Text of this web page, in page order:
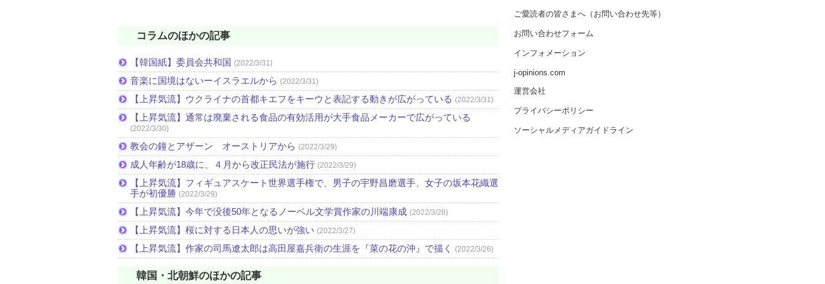
コラムのほかの記事
【韓国紙】委員会共和国 (2022/3/31)
音楽に国境はないーイスラエルから (2022/3/31)
【上昇気流】ウクライナの首都キエフをキーウと表記する動きが広がっている (2022/3/31)
【上昇気流】通常は廃棄される食品の有効活用が大手食品メーカーで広がっている
(2022/3/30)
教会の鐘とアザーン オーストリアから (2022/3/29)
成人年齢が18歳に、４月から改正民法が施行 (2022/3/29)
【上昇気流】フィギュアスケート世界選手権で、男子の宇野昌磨選手、女子の坂本花織選
手が初優勝 (2022/3/29)
【上昇気流】今年で没後50年となるノーベル文学賞作家の川端康成 (2022/3/28)
【上昇気流】桜に対する日本人の思いが強い (2022/3/27)
【上昇気流】作家の司馬遼太郎は高田屋嘉兵衛の生涯を『菜の花の沖』で描く (2022/3/26)
韓国・北朝鮮のほかの記事
ご愛読者の皆さまへ（お問い合わせ先等）
お問い合わせフォーム
インフォメーション
j-opinions.com
運営会社
プライバシーポリシー
ソーシャルメディアガイドライン